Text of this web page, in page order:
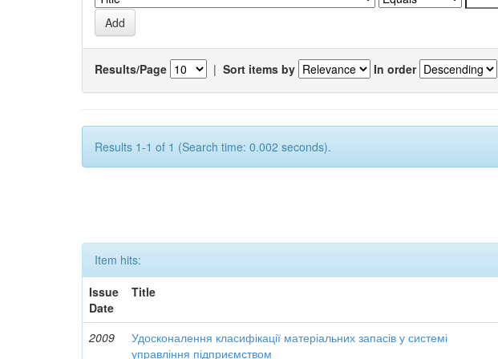
Results/Page | Sort items by In order
Results 1-1 of 1 (Search time: 0.002 seconds).
Item hits:
Issue
Date
Title
2009
Удосконалення класифікації матеріальних запасів у системі
управління підприємством